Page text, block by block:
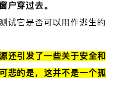
户穿过去。
试它是否可以用作逃生的
还引发了一些关于安全和
悲的是，这并不是一个孤